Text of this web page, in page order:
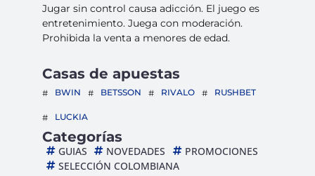
Jugar sin control causa adicción. El juego es
entretenimiento. Juega con moderación.
Prohibida la venta a menores de edad.
Casas de apuestas
BWIN BETSSON RIVALO RUSHBET
LUCKIA
Categorías
GUIAS NOVEDADES
PROMOCIONES
SELECCIÓN COLOMBIANA